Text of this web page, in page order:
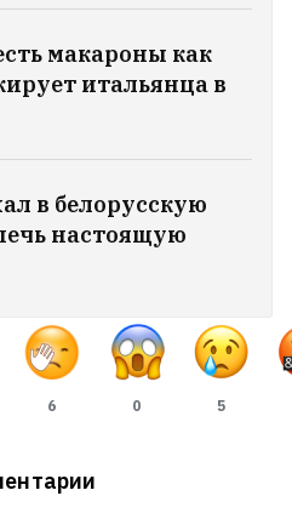
макароны как
итальянца в
в белорусскую
настоящую
6 0 5
нашли палатку
среди которых
оказалась
Юрий Санько
мессе и играх в
ногу —
Варшаве, когда
авто
переписывать